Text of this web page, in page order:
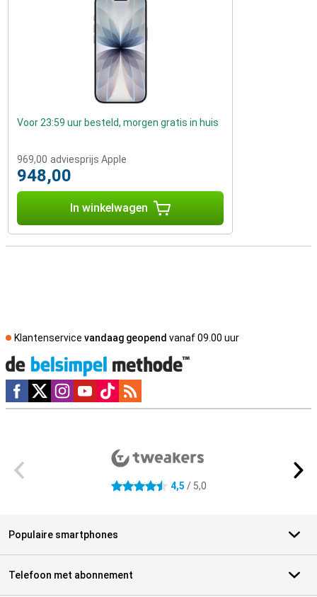
Voor 23:59 uur besteld, morgen gratis in huis
969,00 adviesprijs Apple
948,00
In winkelwagen
Klantenservice vandaag geopend vanaf 09.00 uur
Social media
4.5 sterren 4,5 / 5,0
Populaire smartphones
Telefoon met abonnement